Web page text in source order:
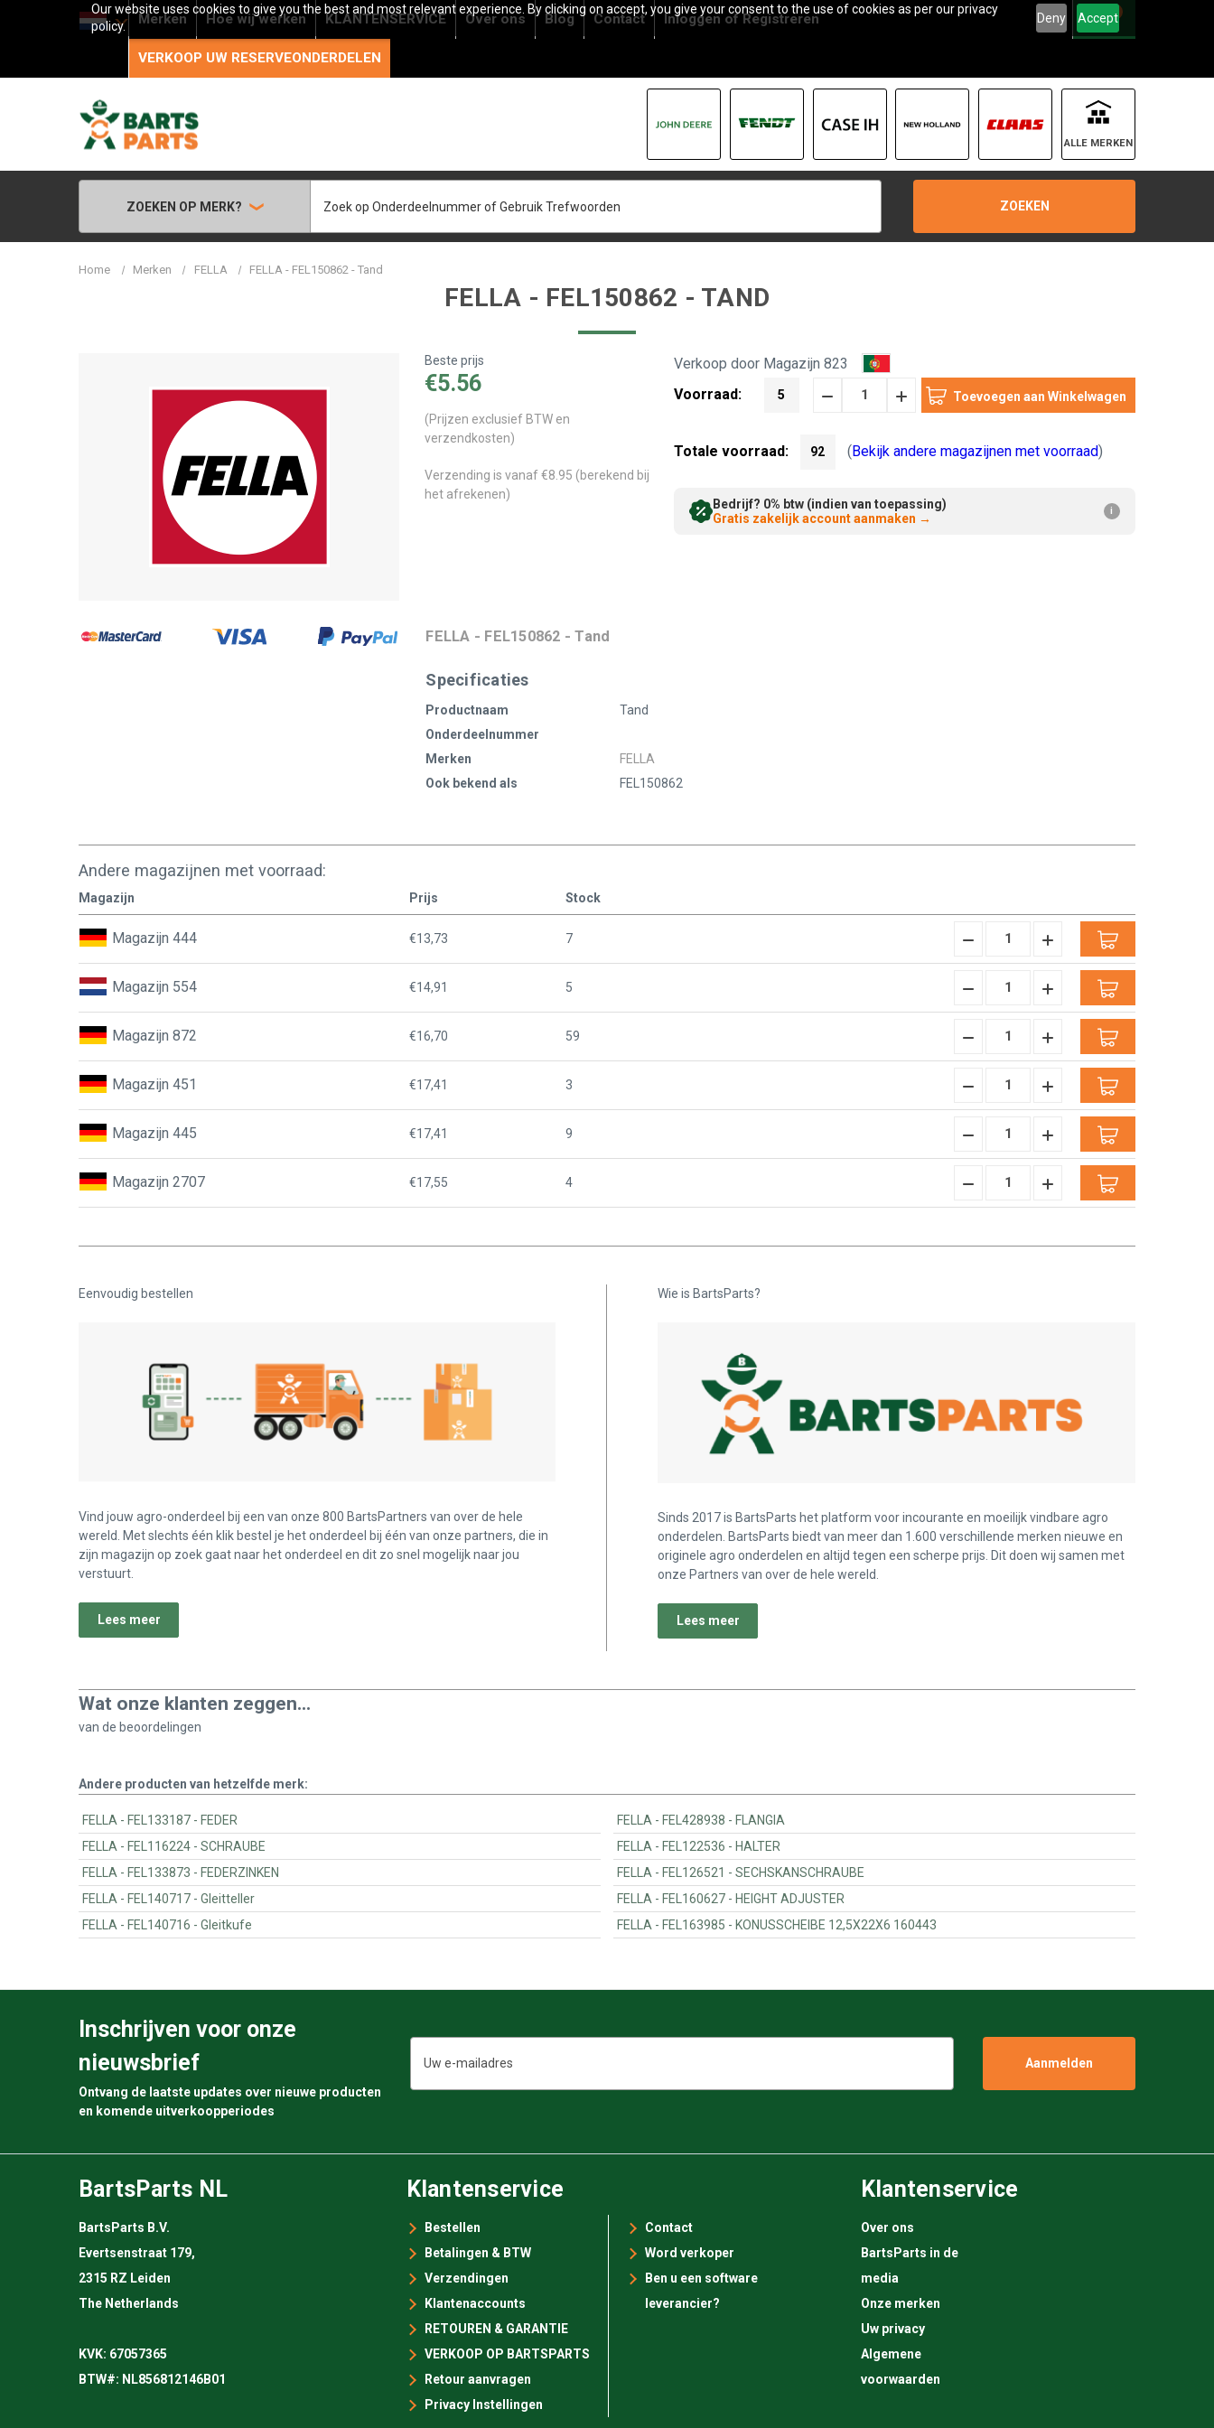
Our website uses cookies to give you the best and most relevant experience. By clicking on accept, you give your consent to the use of cookies as per our privacy
policy.
Deny Accept
Merken Hoe wij werken KLANTENSERVICE Over ons Blog Contact InloggenofRegistreren
VERKOOP UW RESERVEONDERDELEN
0
ALLE MERKEN
ZOEKEN OP MERK?
ZOEKEN
Home Merken FELLA FELLA - FEL150862 - Tand
FELLA - FEL150862 - TAND
Beste prijs
€5.56
(Prijzen exclusief BTW en
verzendkosten)
Verzending is vanaf €8.95 (berekend bij
het afrekenen)
Verkoop door Magazijn 823
Voorraad:
5 HoeveelheidHoeveelheid
Totale voorraad: 92 (Bekijk andere magazijnen met voorraad)
Bedrijf? 0% btw (indien van toepassing)
Gratis zakelijk account aanmaken → i
FELLA - FEL150862 - Tand
Specificaties
Productnaam
Tand
Onderdeelnummer
Merken
FELLA
Ook bekend als
FEL150862
Andere magazijnen met voorraad:
Magazijn Prijs Stock
Magazijn 444 €13,73 7 Hoeveelheid Hoeveelheid
verhogen:
Magazijn 554 €14,91 5 Hoeveelheid Hoeveelheid
verhogen:
Magazijn 872 €16,70 59 Hoeveelheid Hoeveelheid
verhogen:
Magazijn 451 €17,41 3 Hoeveelheid Hoeveelheid
verhogen:
Magazijn 445 €17,41 9 Hoeveelheid Hoeveelheid
verhogen:
Magazijn 2707 €17,55 4 Hoeveelheid Hoeveelheid
Eenvoudig bestellen
Vind jouw agro-onderdeel bij een van onze 800 BartsPartners van over de hele
wereld. Met slechts één klik bestel je het onderdeel bij één van onze partners, die in
zijn magazijn op zoek gaat naar het onderdeel en dit zo snel mogelijk naar jou
verstuurt.
Lees meer
Wie is BartsParts?
Sinds 2017 is BartsParts het platform voor incourante en moeilijk vindbare agro
onderdelen. BartsParts biedt van meer dan 1.600 verschillende merken nieuwe en
originele agro onderdelen en altijd tegen een scherpe prijs. Dit doen wij samen met
onze Partners van over de hele wereld.
Lees meer
Wat onze klanten zeggen...
van de beoordelingen
Andere producten van hetzelfde merk:
FELLA - FEL133187 - FEDER
FELLA - FEL116224 - SCHRAUBE
FELLA - FEL133873 - FEDERZINKEN
FELLA - FEL140717 - Gleitteller
FELLA - FEL140716 - Gleitkufe
FELLA - FEL428938 - FLANGIA
FELLA - FEL122536 - HALTER
FELLA - FEL126521 - SECHSKANSCHRAUBE
FELLA - FEL160627 - HEIGHT ADJUSTER
FELLA - FEL163985 - KONUSSCHEIBE 12,5X22X6 160443
Inschrijven voor onze
nieuwsbrief
Ontvang de laatste updates over nieuwe producten
en komende uitverkoopperiodes
mailadres
Klantenservice
Bestellen
Betalingen & BTW
Verzendingen
Klantenaccounts
RETOUREN & GARANTIE
VERKOOP OP BARTSPARTS
Retour aanvragen
Privacy Instellingen
Contact
Word verkoper
Ben u een software
leverancier?
Klantenservice
Over ons
BartsParts in de
media
Onze merken
Uw privacy
Algemene
voorwaarden
BartsParts NL
BartsParts B.V.
Evertsenstraat 179,
2315 RZ Leiden
The Netherlands
KVK: 67057365
BTW#: NL856812146B01